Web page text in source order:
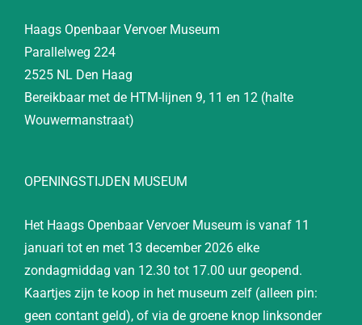
Haags Openbaar Vervoer Museum
Parallelweg 224
2525 NL Den Haag
Bereikbaar met de HTM-lijnen 9, 11 en 12 (halte
Wouwermanstraat)
OPENINGSTIJDEN MUSEUM
Het Haags Openbaar Vervoer Museum is vanaf 11
januari tot en met 13 december 2026 elke
zondagmiddag van 12.30 tot 17.00 uur geopend.
Kaartjes zijn te koop in het museum zelf (alleen pin:
geen contant geld), of via de groene knop linksonder